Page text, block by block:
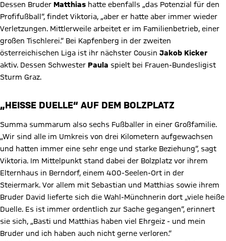
Dessen Bruder Matthias hatte ebenfalls „das Potenzial für den
Profifußball“, findet Viktoria, „aber er hatte aber immer wieder
Verletzungen. Mittlerweile arbeitet er im Familienbetrieb, einer
großen Tischlerei.“ Bei Kapfenberg in der zweiten
österreichischen Liga ist ihr nächster Cousin Jakob Kicker
aktiv. Dessen Schwester Paula spielt bei Frauen-Bundesligist
Sturm Graz.
„HEISSE DUELLE“ AUF DEM BOLZPLATZ
Summa summarum also sechs Fußballer in einer Großfamilie.
„Wir sind alle im Umkreis von drei Kilometern aufgewachsen
und hatten immer eine sehr enge und starke Beziehung“, sagt
Viktoria. Im Mittelpunkt stand dabei der Bolzplatz vor ihrem
Elternhaus in Berndorf, einem 400-Seelen-Ort in der
Steiermark. Vor allem mit Sebastian und Matthias sowie ihrem
Bruder David lieferte sich die Wahl-Münchnerin dort „viele heiße
Duelle. Es ist immer ordentlich zur Sache gegangen“, erinnert
sie sich, „Basti und Matthias haben viel Ehrgeiz - und mein
Bruder und ich haben auch nicht gerne verloren.“